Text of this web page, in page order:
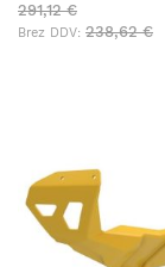
291,12 €
238,62 €